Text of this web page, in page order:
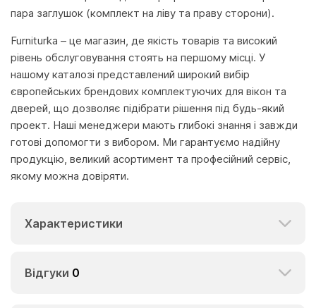
пара заглушок (комплект на ліву та праву сторони).
Furniturka – це магазин, де якість товарів та високий
рівень обслуговування стоять на першому місці. У
нашому каталозі представлений широкий вибір
європейських брендових комплектуючих для вікон та
дверей, що дозволяє підібрати рішення під будь-який
проект. Наші менеджери мають глибокі знання і завжди
готові допомогти з вибором. Ми гарантуємо надійну
продукцію, великий асортимент та професійний сервіс,
якому можна довіряти.
Характеристики
Відгуки 0